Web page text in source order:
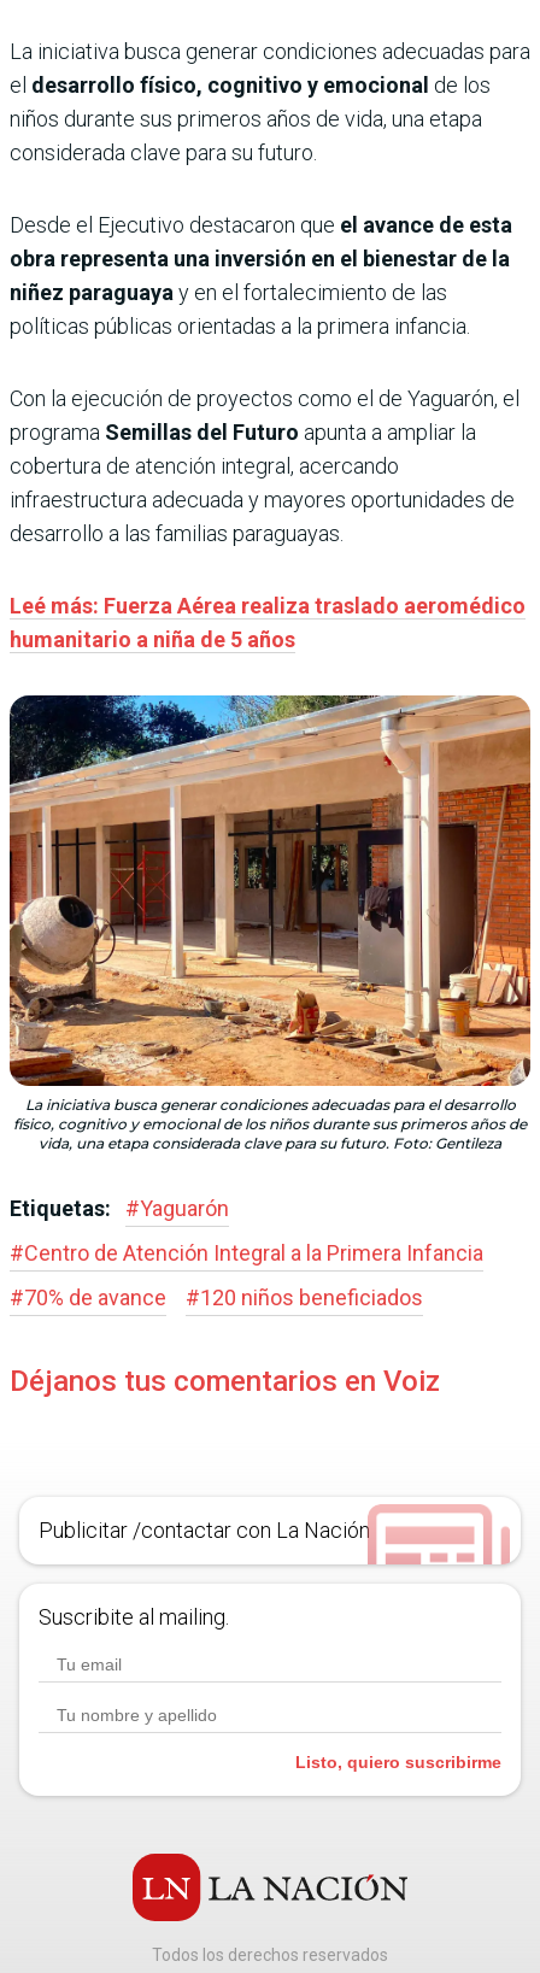
La iniciativa busca generar condiciones adecuadas para
el desarrollo físico, cognitivo y emocional de los
niños durante sus primeros años de vida, una etapa
considerada clave para su futuro.
Desde el Ejecutivo destacaron que el avance de esta
obra representa una inversión en el bienestar de la
niñez paraguayay en el fortalecimiento de las
políticas públicas orientadas a la primera infancia.
Con la ejecución de proyectos como el de Yaguarón, el
programa Semillas del Futuro apunta a ampliar la
cobertura de atención integral, acercando
infraestructura adecuada y mayores oportunidades de
desarrollo a las familias paraguayas.
Leé más: Fuerza Aérea realiza traslado aeromédico
humanitario a niña de 5 años
La iniciativa busca generar condiciones adecuadas para el desarrollo
físico, cognitivo y emocional de los niños durante sus primeros años de
vida, una etapa considerada clave para su futuro. Foto: Gentileza
Etiquetas: #Yaguarón
#Centro de Atención Integral a la Primera Infancia
#70% de avance #120 niños beneficiados
Déjanos tus comentarios en Voiz
Publicitar /contactar con La Nación
Suscribite al mailing.
Listo, quiero suscribirme
Todos los derechos reservados